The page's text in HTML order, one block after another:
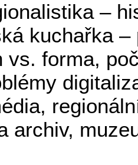
–
kuchařka
vs. forma,
archiv,